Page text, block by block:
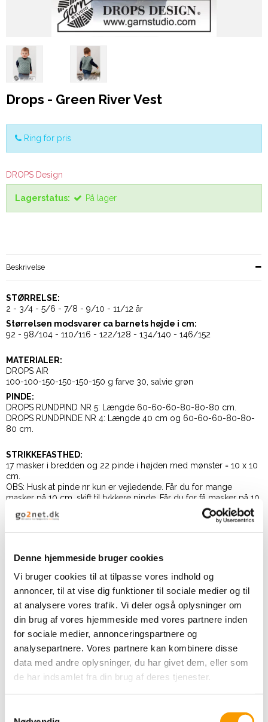
Denne hjemmeside bruger cookies
Vi bruger cookies til at tilpasse vores indhold og
annoncer, til at vise dig funktioner til sociale medier og til
at analysere vores trafik. Vi deler også oplysninger om
din brug af vores hjemmeside med vores partnere inden
for sociale medier, annonceringspartnere og
analysepartnere. Vores partnere kan kombinere disse
data med andre oplysninger, du har givet dem, eller som
de har indsamlet fra din brug af deres tjenester.
Drops - Green River Vest
Ring for pris
DROPS Design
Lagerstatus: På lager
Beskrivelse
STØRRELSE:
2 - 3/4 - 5/6 - 7/8 - 9/10 - 11/12 år
Størrelsen modsvarer ca barnets højde i cm:
92 - 98/104 - 110/116 - 122/128 - 134/140 - 146/152
MATERIALER:
DROPS AIR
100-100-150-150-150-150 g farve 30, salvie grøn
PINDE:
DROPS RUNDPIND NR 5: Længde 60-60-60-80-80-80 cm.
DROPS RUNDPINDE NR 4: Længde 40 cm og 60-60-60-80-80-
80 cm.
STRIKKEFASTHED:
17 masker i bredden og 22 pinde i højden med mønster = 10 x 10
cm.
OBS: Husk at pinde nr kun er vejledende. Får du for mange
masker på 10 cm, skift til tykkere pinde. Får du for få masker på 10
DOWNLOAD OPSKRIFT
KØB GARN HER